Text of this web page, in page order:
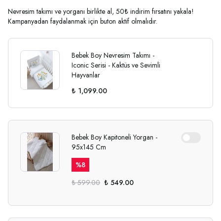
Nevresim takımı ve yorganı birlikte al, 50₺ indirim fırsatını yakala!
Kampanyadan faydalanmak için buton aktif olmalıdır.
Bebek Boy Nevresim Takımı -
Iconic Serisi - Kaktüs ve Sevimli
Hayvanlar
₺ 1,099.00
Bebek Boy Kapitoneli Yorgan -
95x145 Cm
%8
₺ 599.00 ₺ 549.00